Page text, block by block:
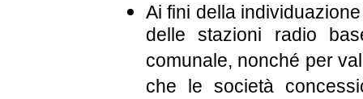
Ai fini della
delle stazioni radio
comunale, nonché per
che le società